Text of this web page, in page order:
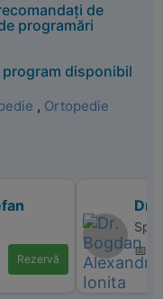
de
programări
disponibil
, Ortopedie
Rezervă
Dr.
📅